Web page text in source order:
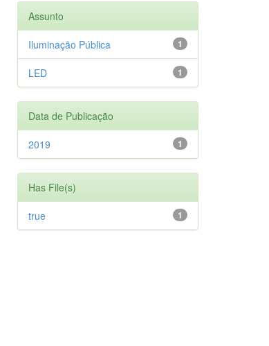
Assunto
1
Iluminação Pública
1
LED
Data de Publicação
1
2019
Has File(s)
1
true